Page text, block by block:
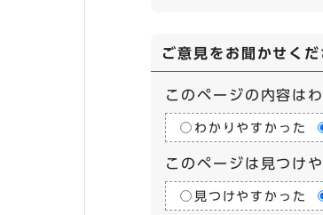
ご意見をお聞かせくだ
このページの内容は
わかりやすかった
このページは見つけ
見つけやすかった